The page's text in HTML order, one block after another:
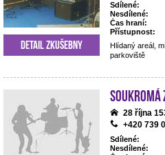
Sdílené:
Nesdílené:
Čas hraní:
Přístupnost:
Hlídaný areál,
parkoviště
Detail zkušebny
Soukromá
28 října
+420 739
Sdílené:
Nesdílené: